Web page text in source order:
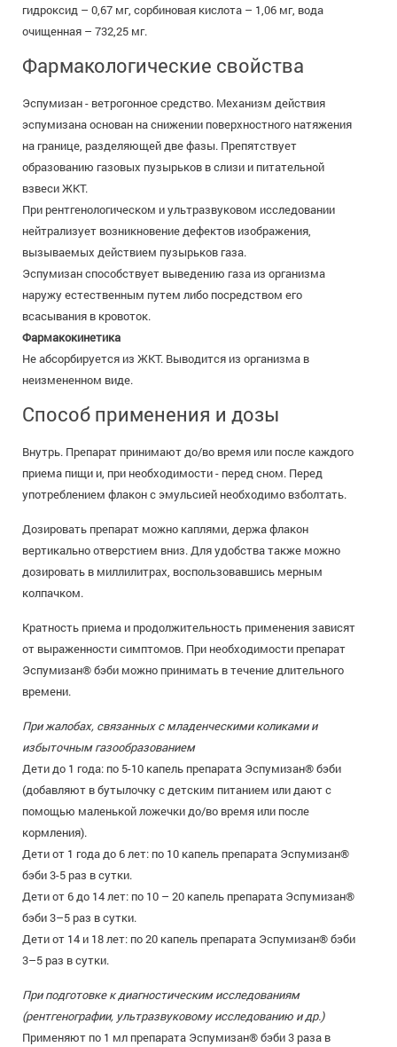
гидроксид – 0,67 мг, сорбиновая кислота – 1,06 мг, вода
очищенная – 732,25 мг.
Фармакологические свойства
Эспумизан - ветрогонное средство. Механизм действия
эспумизана основан на снижении поверхностного натяжения
на границе, разделяющей две фазы. Препятствует
образованию газовых пузырьков в слизи и питательной
взвеси ЖКТ.
При рентгенологическом и ультразвуковом исследовании
нейтрализует возникновение дефектов изображения,
вызываемых действием пузырьков газа.
Эспумизан способствует выведению газа из организма
наружу естественным путем либо посредством его
всасывания в кровоток.
Фармакокинетика
Не абсорбируется из ЖКТ. Выводится из организма в
неизмененном виде.
Способ применения и дозы
Внутрь. Препарат принимают до/во время или после каждого
приема пищи и, при необходимости - перед сном. Перед
употреблением флакон с эмульсией необходимо взболтать.
Дозировать препарат можно каплями, держа флакон
вертикально отверстием вниз. Для удобства также можно
дозировать в миллилитрах, воспользовавшись мерным
колпачком.
Кратность приема и продолжительность применения зависят
от выраженности симптомов. При необходимости препарат
Эспумизан® бэби можно принимать в течение длительного
времени.
При жалобах, связанных с младенческими коликами и
избыточным газообразованием
Дети до 1 года: по 5-10 капель препарата Эспумизан® бэби
(добавляют в бутылочку с детским питанием или дают с
помощью маленькой ложечки до/во время или после
кормления).
Дети от 1 года до 6 лет: по 10 капель препарата Эспумизан®
бэби 3-5 раз в сутки.
Дети от 6 до 14 лет: по 10 – 20 капель препарата Эспумизан®
бэби 3–5 раз в сутки.
Дети от 14 и 18 лет: по 20 капель препарата Эспумизан® бэби
3–5 раз в сутки.
При подготовке к диагностическим исследованиям
(рентгенографии, ультразвуковому исследованию и др.)
Применяют по 1 мл препарата Эспумизан® бэби 3 раза в